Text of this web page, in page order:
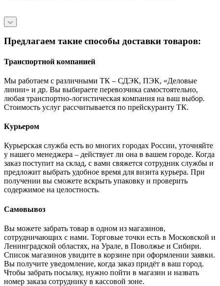
Предлагаем такие способы доставки товаров:
Транспортной компанией
Мы работаем с различными ТК – СДЭК, ПЭК, «Деловые
линии» и др. Вы выбираете перевозчика самостоятельно,
любая транспортно-логистическая компания на ваш выбор.
Cтоимость услуг рассчитывается по прейскуранту ТК.
Курьером
Курьерская служба есть во многих городах России, уточняйте
у нашего менеджера – действует ли она в вашем городе. Когда
заказ поступит на склад, с вами свяжется сотрудник службы и
предложит выбрать удобное время для визита курьера. При
получении вы сможете вскрыть упаковку и проверить
содержимое на целостность.
Самовывоз
Вы можете забрать товар в одном из магазинов,
сотрудничающих с нами. Торговые точки есть в Московской и
Ленинградской областях, на Урале, в Поволжье и Сибири.
Список магазинов увидите в корзине при оформлении заявки.
Вы получите уведомление, когда заказ придёт в ваш город.
Чтобы забрать посылку, нужно пойти в магазин и назвать
номер заказа сотруднику в кассовой зоне.